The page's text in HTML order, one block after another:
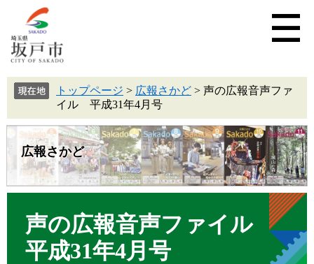
トップページ > 広報さかど > 声の広報音声ファ
イル 平成31年4月号
広報さかど
声の広報音声ファイル
平成31年4月号